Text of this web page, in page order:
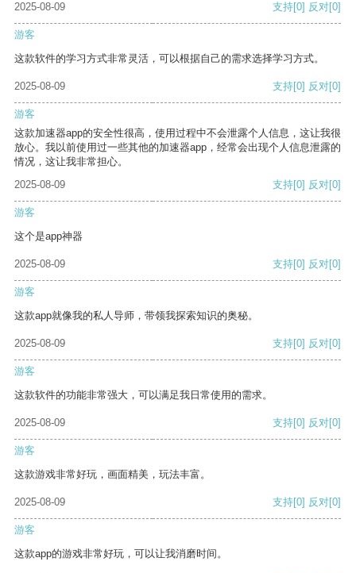
2025-08-09 支持[0] 反对[0]
游客
这款软件的学习方式非常灵活，可以根据自己的需求选择学习方式。
2025-08-09 支持[0] 反对[0]
游客
这款加速器app的安全性很高，使用过程中不会泄露个人信息，这让我很
放心。我以前使用过一些其他的加速器app，经常会出现个人信息泄露的
情况，这让我非常担心。
2025-08-09
支持[0] 反对[0]
游客
这个是app神器
2025-08-09 支持[0] 反对[0]
游客
这款app就像我的私人导师，带领我探索知识的奥秘。
2025-08-09 支持[0] 反对[0]
游客
这款软件的功能非常强大，可以满足我日常使用的需求。
2025-08-09 支持[0] 反对[0]
游客
这款游戏非常好玩，画面精美，玩法丰富。
2025-08-09 支持[0] 反对[0]
游客
这款app的游戏非常好玩，可以让我消磨时间。